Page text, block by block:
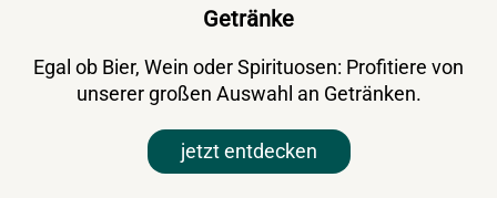
Getränke
Egal ob Bier, Wein oder Spirituosen: Profitiere von
unserer großen Auswahl an Getränken.
jetzt entdecken